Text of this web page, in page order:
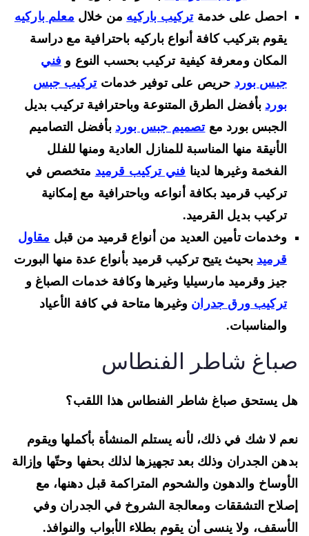
احصل على خدمةتركيب باركيه من خلالمعلم باركيه
يقوم بتركيب كافة أنواع باركيه باحترافية مع دراسة
المكان ومعرفة كيفية تركيب بحسب النوع وفني
جبس بوردحريص على توفير خدماتتركيب جبس
بوردبأفضل الطرق المتنوعة وباحترافية تركيب بديل
الجبس بورد مع تصميم جبس بوردبأفضل التصاميم
الأنيقة منها المناسبة للمنازل العادية ومنها للفلل
الفخمة وغيرها لدينافني تركيب قرميد متخصص في
تركيب قرميد بكافة أنواعه وباحترافية مع إمكانية
تركيب بديل القرميد.
وخدمات تأمين العديد من أنواع قرميد من قبلمقاول
قرميد بحيث يتيح تركيب قرميد بأنواع عدة منها البورت
جيز وقرميد مارسيليا وغيرها وكافة خدمات الصباغ و
تركيب ورق جدرانوغيرها متاحة في كافة الأعياد
والمناسبات.
شاطر الفنطاس
يستحق صباغ شاطر الفنطاس هذا اللقب؟
لا شك في ذلك، لأنه يستلم المنشأة بأكملها ويقوم
الجدران وذلك بعد تجهيزها لذلك بحفها وحتّها وإزالة
والدهون والشحوم المتراكمة قبل دهنها، مع
التشققات ومعالجة الشروخ في الجدران وفي
ولا ينسى أن يقوم بطلاء الأبواب والنوافذ.